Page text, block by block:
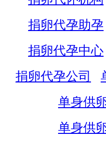
捐卵代孕助孕
捐卵代孕中心
捐卵代孕公司
单身供
单身供